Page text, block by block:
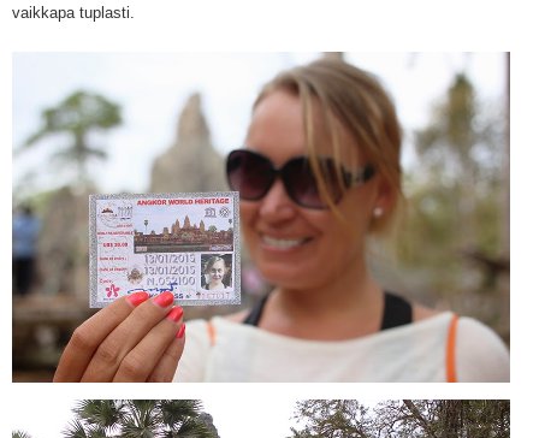
vaikkapa tuplasti.